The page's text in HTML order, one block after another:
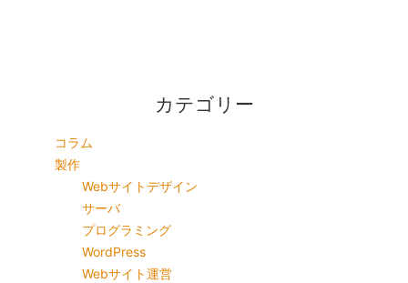
カテゴリー
コラム
製作
Webサイトデザイン
サーバ
プログラミング
WordPress
Webサイト運営